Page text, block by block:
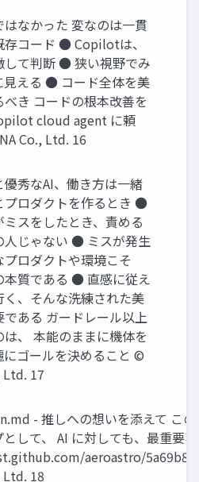
なかった 変なのは一貫
存コード ● Copilotは、
して判断 ● 狭い視野でみ
見える ● コード全体を美
べき コードの根本改善を
cloud agent に頼
Co., Ltd. 16
秀なAI、働き方は一緒
プロダクトを作るとき ●
スをしたとき、責める
人じゃない ● ミスが発生
プロダクトや環境こそ
本質である ● 直感に従え
く、そんな洗練された美
である ガードレール以上
は、 本能のままに機体を
にゴールを決めること ©
Ltd. 17
- 推しへの想いを添えて こ
として、 AI に対しても、最重要
aeroastro/
Ltd. 18